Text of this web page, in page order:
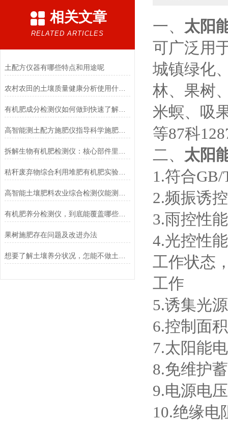
相关文章
RELATED ARTICLES
土配方仪器有哪些特点和用途呢
农村农田的土壤质量健康分析使用什么仪器好
有机肥成分检测仪如何做到快速了解土壤养分？
高智能测土配方施肥仪指导科学施肥技巧生长效果好
秸秆废弃物综合利用堆肥有机肥实验室检测仪器设备
有机肥养分检测仪，到底能覆盖哪些场景？这份实用清单说透了
果树施肥存在问题及改进办法
一、 太阳
可广泛用
城镇绿化
林、果树
米螟、吸
等87科
二、 太阳
1.符合
2.频振诱
3.雨控性
4.光控性
工作状态
工作
5.诱集光
6.控制面
7.太阳能
8.免维护
9.电源电
10.绝缘电